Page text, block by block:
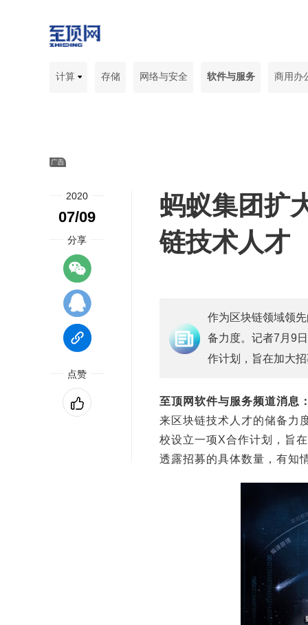
计算 存储 网络与安全 软件与服务 商用办
蚂蚁集团扩
链技术人才
作为区块链领域领
备力度。记者7月9
作计划，旨在加大
至顶网软件与服务频道消息
来区块链技术人才的储备力
校设立一项X合作计划，旨
透露招募的具体数量，有知
2020
07/09
分享
点赞